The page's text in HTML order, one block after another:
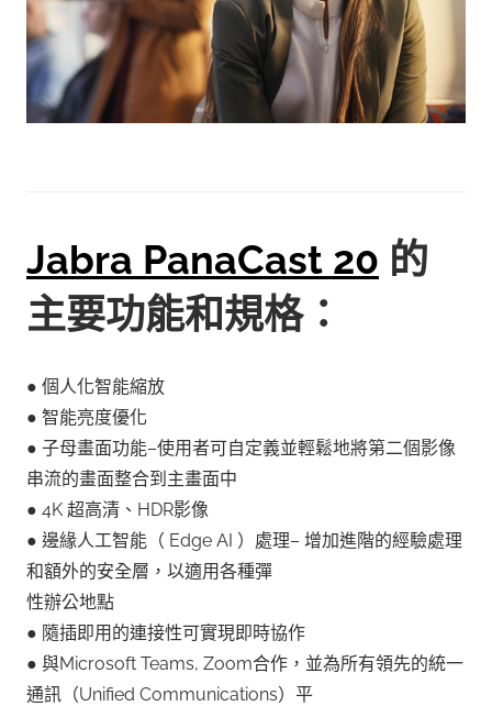
Jabra PanaCast 20 的
主要功能和規格：
● 個人化智能縮放
● 智能亮度優化
● 子母畫面功能–使用者可自定義並輕鬆地將第二個影像
串流的畫面整合到主畫面中
● 4K 超高清、HDR影像
● 邊緣人工智能（ Edge AI ）處理– 增加進階的經驗處理
和額外的安全層，以適用各種彈
性辦公地點
● 隨插即用的連接性可實現即時協作
● 與Microsoft Teams, Zoom合作，並為所有領先的統一
通訊（Unified Communications）平